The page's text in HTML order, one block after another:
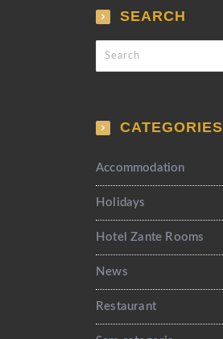
SEARCH
CATEGORIES
Accommodation
Holidays
Hotel Zante Rooms
News
Restaurant